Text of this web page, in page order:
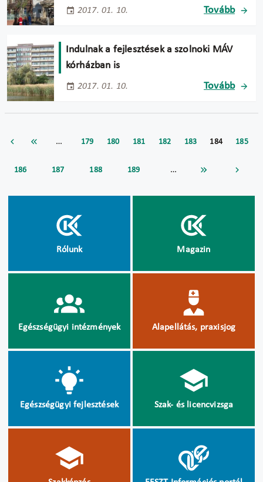
2017. 01. 10. Tovább
Indulnak a fejlesztések a szolnoki MÁV
kórházban is
2017. 01. 10. Tovább
… 179 180 181 182 183 184 185
186 187 188 189 …
Rólunk Magazin
Egészségügyi intézmények Alapellátás, praxisjog
Egészségügyi fejlesztések Szak- és licencvizsga